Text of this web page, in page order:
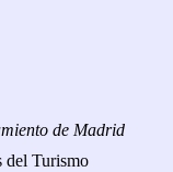
de Madrid
del Turismo